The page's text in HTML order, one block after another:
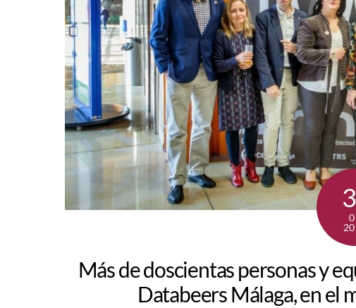
Más de doscientas personas y
Databeers Málaga, en el